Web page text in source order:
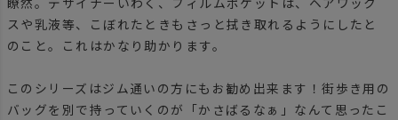
スや乳液等、こぼれたときもさっと拭き取れるようにしたと
のこと。これはかなり助かります。
このシリーズはジム通いの方にもお勧め出来ます！街歩き用の
バッグを別で持っていくのが「かさばるなぁ」なんて思ったこ